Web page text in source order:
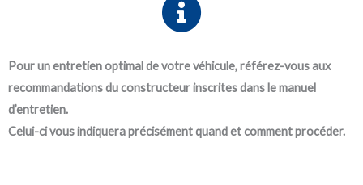
Pour un entretien optimal de votre véhicule, référez-vous aux
recommandations du constructeur inscrites dans le manuel
d’entretien.
Celui-ci vous indiquera précisément quand et comment procéder.